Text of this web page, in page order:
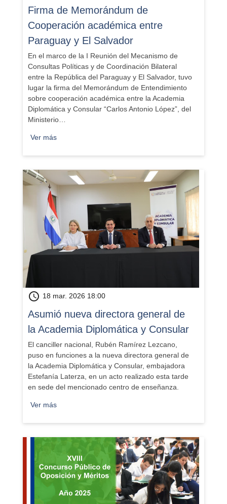
Firma de Memorándum de
Cooperación académica entre
Paraguay y El Salvador
En el marco de la I Reunión del Mecanismo de
Consultas Políticas y de Coordinación Bilateral
entre la República del Paraguay y El Salvador, tuvo
lugar la firma del Memorándum de Entendimiento
sobre cooperación académica entre la Academia
Diplomática y Consular “Carlos Antonio López”, del
Ministerio…
Ver más
schedule 18 mar. 2026 18:00
Asumió nueva directora general de
la Academia Diplomática y Consular
El canciller nacional, Rubén Ramírez Lezcano,
puso en funciones a la nueva directora general de
la Academia Diplomática y Consular, embajadora
Estefanía Laterza, en un acto realizado esta tarde
en sede del mencionado centro de enseñanza.
Ver más